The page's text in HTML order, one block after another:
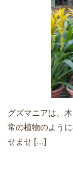
グズマニアは、
常の植物のよう
せませ […]